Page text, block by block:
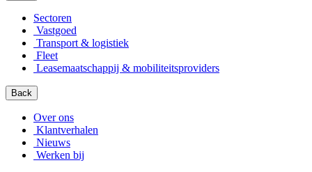
Sectoren
Vastgoed
Transport & logistiek
Fleet
Leasemaatschappij & mobiliteitsproviders
Back
Over ons
Klantverhalen
Nieuws
Werken bij